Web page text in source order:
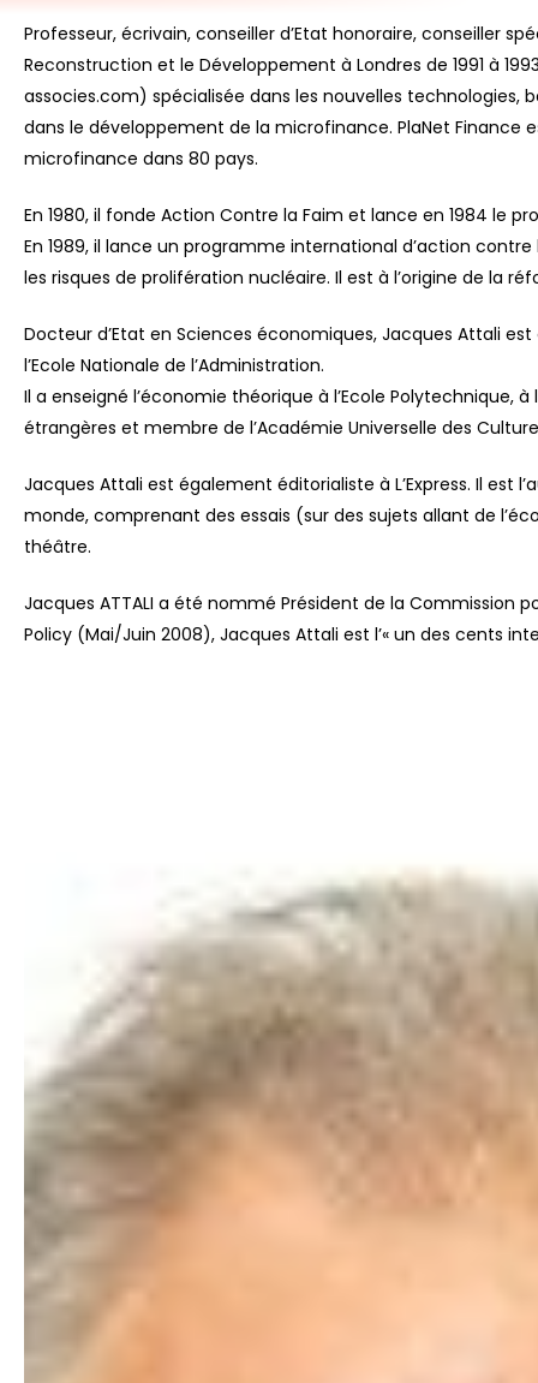
Professeur, écrivain, conseiller d’Etat honoraire, conseiller
Reconstruction et le Développement à Londres de 1991 à
associes.com) spécialisée dans les nouvelles technologies,
dans le développement de la microfinance. PlaNet
microfinance dans 80 pays.
En 1980, il fonde Action Contre la Faim et lance en 1984 le
En 1989, il lance un programme international d’action
les risques de prolifération nucléaire. Il est à l’origine de la
Docteur d’Etat en Sciences économiques, Jacques Attali est
l’Ecole Nationale de l’Administration.
Il a enseigné l’économie théorique à l’Ecole Polytechnique,
étrangères et membre de l’Académie Universelle des
Jacques Attali est également éditorialiste à L’Express. Il est
monde, comprenant des essais (sur des sujets allant de
théâtre.
Jacques ATTALI a été nommé Président de la Commission
Policy (Mai/Juin 2008), Jacques Attali est l’« un des cents